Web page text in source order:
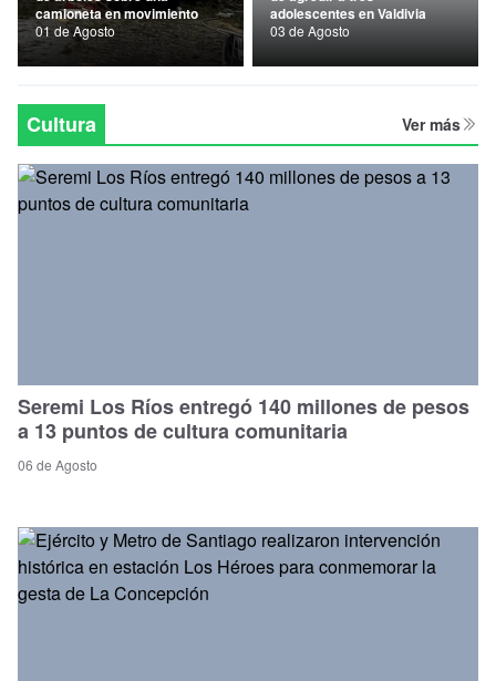
Nacional
Política
Regional
camioneta en movimiento
01 de Agosto
adolescentes en Valdivia
03 de Agosto
Cultura Ver más
Seremi Los Ríos entregó 140 millones de pesos
a 13 puntos de cultura comunitaria
06 de Agosto